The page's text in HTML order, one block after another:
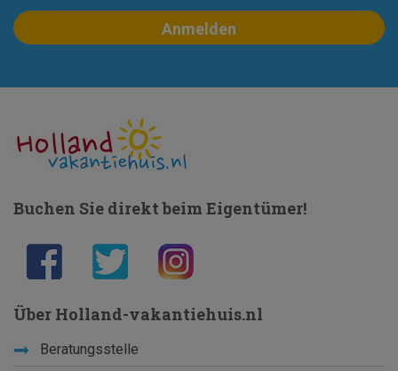
Buchen Sie direkt beim Eigentümer!
Über Holland-vakantiehuis.nl
Beratungsstelle